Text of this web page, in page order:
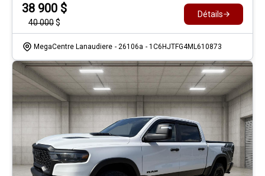
38 900 $
40 000$
Détails
MegaCentre Lanaudiere - 26106a - 1C6HJTFG4ML610873